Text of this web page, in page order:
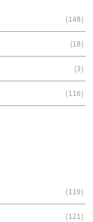
148
18
3
116
119
121